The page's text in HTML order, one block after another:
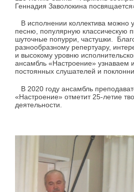
Геннадия Заволокина
В исполнении коллектива можно
песню, популярную классическую
шуточные попурри, частушки.
разнообразному репертуару,
и высокому уровню
ансамбль «Настроение» узнаваем
постоянных слушателей и
В 2020 году ансамбль
«Настроение» отметит 25-летие
деятельности.